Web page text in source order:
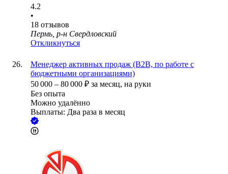
4.2
•
18 отзывов
Пермь, р-н Свердловский
Откликнуться
Менеджер активных продаж (B2B, по работе с
бюджетными организациями)
50 000 – 80 000 ₽ за месяц, на руки
Без опыта
Можно удалённо
Выплаты: Два раза в месяц